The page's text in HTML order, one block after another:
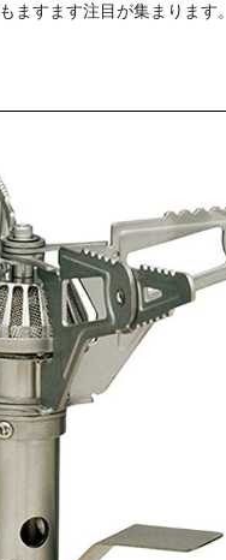
ますます注目が集まります。